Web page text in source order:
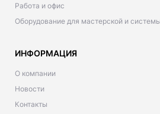
Работа и офис
Оборудование для мастерской и
ИНФОРМАЦИЯ
О компании
Новости
Контакты